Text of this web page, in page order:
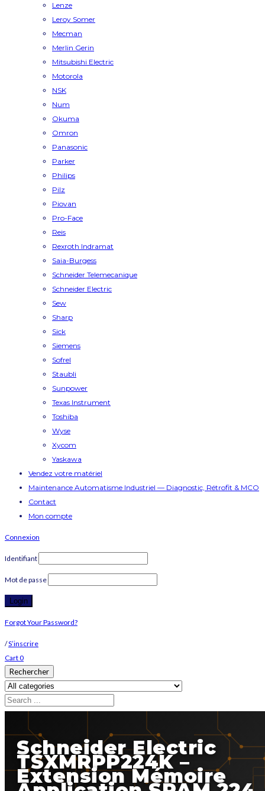
Lenze
Leroy Somer
Mecman
Merlin Gerin
Mitsubishi Electric
Motorola
NSK
Num
Okuma
Omron
Panasonic
Parker
Philips
Pilz
Piovan
Pro-Face
Reis
Rexroth Indramat
Saia-Burgess
Schneider Telemecanique
Schneider Electric
Sew
Sharp
Sick
Siemens
Sofrel
Staubli
Sunpower
Texas Instrument
Toshiba
Wyse
Xycom
Yaskawa
Vendez votre matériel
Maintenance Automatisme Industriel — Diagnostic, Rétrofit & MCO
Contact
Mon compte
Connexion
Identifiant
Mot de passe
Forgot Your Password?
/S’inscrire
Cart0
Rechercher
Schneider Electric
TSXMRPP224K –
Extension Mémoire